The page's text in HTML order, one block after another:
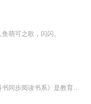
萌可之歌，闪闪。